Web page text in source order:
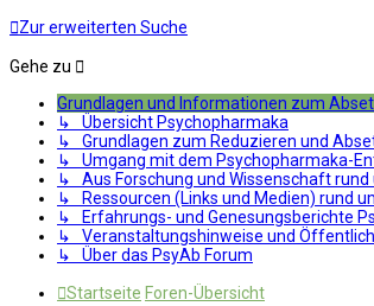
Zur erweiterten Suche
Gehe zu
Grundlagen und Informationen zum
↳ Übersicht Psychopharmaka
↳ Grundlagen zum Reduzieren und
↳ Umgang mit dem Psychopharmaka-
↳ Aus Forschung und Wissenschaft
↳ Ressourcen (Links und Medien) rund
↳ Erfahrungs- und Genesungsberichte
↳ Veranstaltungshinweise und
↳ Über das PsyAb Forum
Startseite Foren-Übersicht